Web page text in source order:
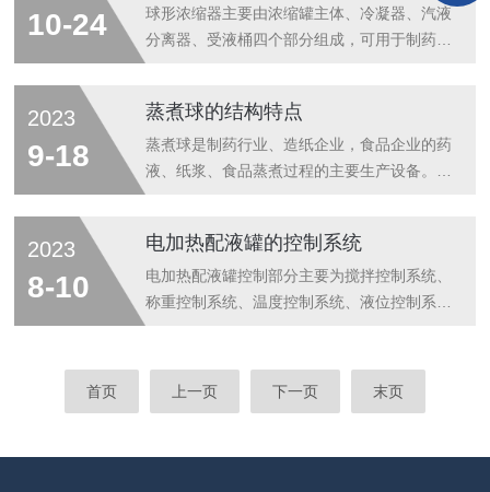
料、酒精回收过程中需要升温，所以要选择适
合的至高温度材料来作为制造材料，这样能够
器将进料连续地在加热面刮成厚薄均匀的液膜
并向下移动；在此过程中，低沸点的组份被蒸
入蒸发器；经布料器分布到蒸发器加热壁面，
然后，旋转的刮膜器将物料连续均匀地加热面
上刮成厚薄均匀的液膜，并以螺旋状向下...
10-24
球形浓缩器主要由浓缩罐主体、冷凝器、汽液
分离器、受液桶四个部分组成，可用于制药、
缩时间短，且不会破坏热敏性物料的有效成
份。本设备与物料接触部分均为不锈钢制造，
具有良好的耐腐蚀性能，经久耐用，符合
快，液料在全密封中无泡沫浓缩，用本设备浓
缩出来的药液，具有无污染，药味浓的特点，
而且清洗方便。本设备操作简单，占地面积
2023
9-18
蒸煮球的结构特点
蒸煮球是制药行业、造纸企业，食品企业的药
液、纸浆、食品蒸煮过程的主要生产设备。
1，7—进气管；2，3—截止阀；4—安全阀；
5一蜗轮蜗杆传动系统；6—逆止阀；8—喷放
弯管；9一喷放管球体是用锅炉钢板焊成的球
过法兰盘与两个铸钢制的空心轴颈相连，轴颈
2023
8-10
电加热配液罐的控制系统
电加热配液罐控制部分主要为搅拌控制系统、
称重控制系统、温度控制系统、液位控制系统
磁力搅拌。1、机械搅拌：搅拌电机安装在罐
204型硬质合金机械密封，下半轴通过法兰与
首页 上一页 下一页 末页